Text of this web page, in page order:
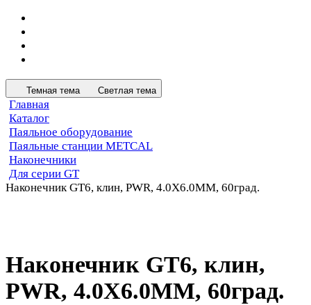
Темная тема Светлая тема
Главная
Каталог
Паяльное оборудование
Паяльные станции METCAL
Наконечники
Для серии GT
Наконечник GT6, клин, PWR, 4.0X6.0MM, 60град.
Наконечник GT6, клин,
PWR, 4.0X6.0MM, 60град.